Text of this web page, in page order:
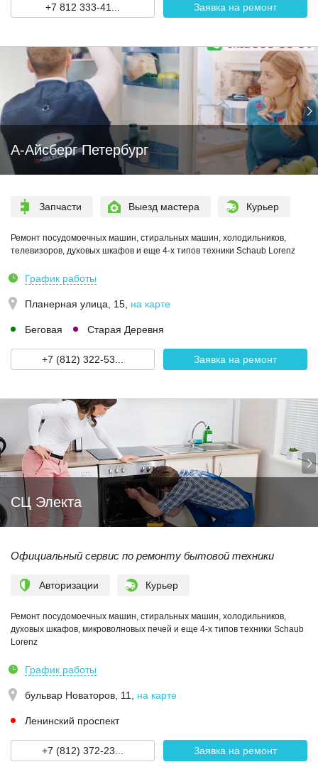
+7 812 333-41... Заявка на ремонт
А-Айсберг Петербург
Запчасти Выезд мастера Курьер
Ремонт посудомоечных машин, стиральных машин, холодильников,
телевизоров, духовых шкафов и еще 4-х типов техники Schaub Lorenz
График работы
Планерная улица, 15 на карте
Беговая Старая Деревня
+7 (812) 322-53... Заявка на ремонт
СЦ Электа
Официальный сервис по ремонту бытовой техники
Авторизации Курьер
Ремонт посудомоечных машин, стиральных машин, холодильников,
духовых шкафов, микроволновых печей и еще 4-х типов техники Schaub
Lorenz
График работы
бульвар Новаторов, 11 на карте
Ленинский проспект
+7 (812) 372-23... Заявка на ремонт